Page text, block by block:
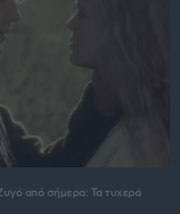
από σήμερα: Τα τυχερά